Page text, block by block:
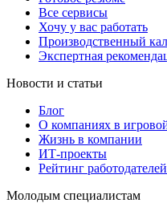
Все сервисы
Хочу у вас работать
Производственный
Экспертная
Новости и статьи
Блог
О компаниях в
Жизнь в компании
ИТ-проекты
Рейтинг
Молодым специалистам